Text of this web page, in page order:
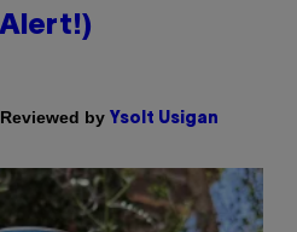
Alert!)
by Ysolt Usigan